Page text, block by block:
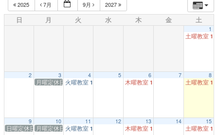
2025 7月 9月 2027
日 月 火 水 木 金 土
1
土曜教室
2 3
月曜定休日
4
火曜教室 1:00 PM
5 6
木曜教室 1:00 PM
7 8
土曜教室
9
日曜定休日
10
月曜定休日
11
火曜教室 1:00 PM
12 13
木曜教室 1:00 PM
14 15
土曜教室